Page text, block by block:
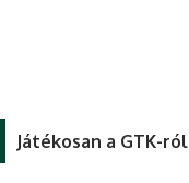
Játékosan a GTK-ról